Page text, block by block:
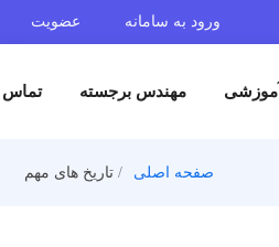
ورود به سامانه عضویت
مهندس برجسته تماس با ما
صفحه اصلی تاریخ های مهم